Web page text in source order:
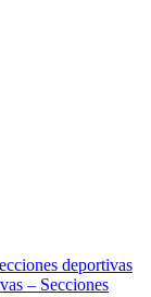
deportivas
– Secciones